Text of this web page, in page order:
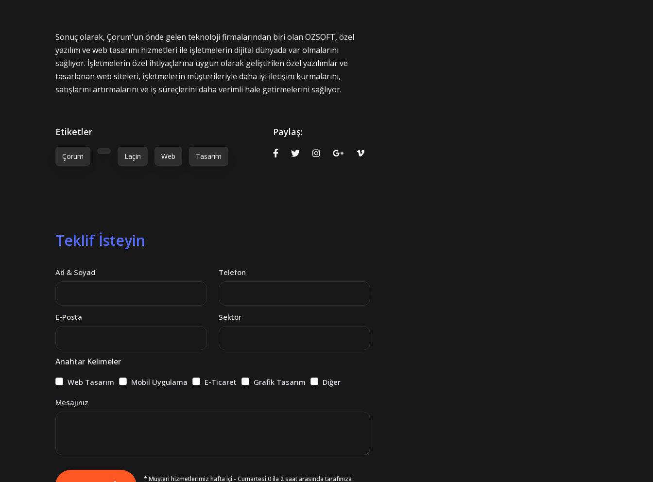
Sonuç olarak, Çorum'un önde gelen teknoloji firmalarından biri olan OZSOFT, özel
yazılım ve web tasarımı hizmetleri ile işletmelerin dijital dünyada var olmalarını
sağlıyor. İşletmelerin özel ihtiyaçlarına uygun olarak geliştirilen özel yazılımlar ve
tasarlanan web siteleri, işletmelerin müşterileriyle daha iyi iletişim kurmalarını,
satışlarını artırmalarını ve iş süreçlerini daha verimli hale getirmelerini sağlıyor.
Etiketler
Çorum Laçin Web Tasarım
Paylaş:
Teklif İsteyin
Ad & Soyad Telefon
E-Posta Sektör
Anahtar Kelimeler
Web Tasarım Mobil Uygulama E-Ticaret Grafik Tasarım Diğer
Mesajınız
* Müşteri hizmetlerimiz hafta içi - Cumartesi 0 ila 2 saat arasında tarafınıza